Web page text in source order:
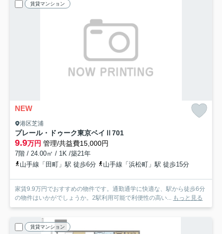
賃貸マンション
NEW
港区芝浦
プレール・ドゥーク東京ベイⅡ701
9.9万円 管理/共益費15,000円
7階 / 24.00㎡ / 1K /築21年
山手線「田町」駅 徒歩6分
山手線「浜松町」駅 徒歩15分
家賃9.9万円でおすすめの物件です。通勤通学に快適な、駅から徒歩6分
の物件はいかがでしょうか。2駅利用可能で利便性の高い...
もっと見る
賃貸マンション